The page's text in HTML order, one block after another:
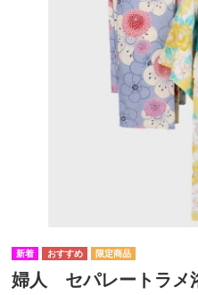
婦人 セパレートラ